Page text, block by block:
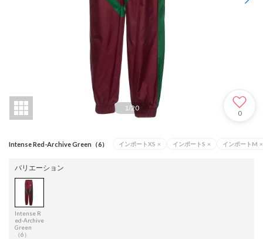
1/20
0
Intense Red-Archive Green（6） インポートXS × インポートS × インポートM ×
バリエーション
Intense R
ed-Archive
Green
（6）